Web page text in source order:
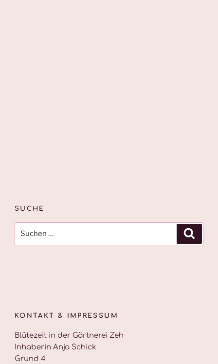
SUCHE
nach:
KONTAKT & IMPRESSUM
Blütezeit in der Gärtnerei Zeh
Inhaberin Anja Schick
Grund 4